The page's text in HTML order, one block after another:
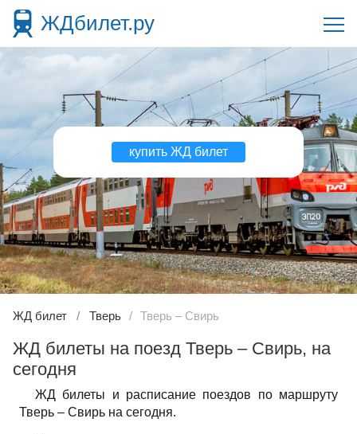
ЖДбилет.ру
купить ЖД билет
ЖД билет Тверь Тверь – Свирь
ЖД билеты на поезд Тверь – Свирь, на
сегодня
ЖД билеты и расписание поездов по маршруту
Тверь – Свирь на сегодня.